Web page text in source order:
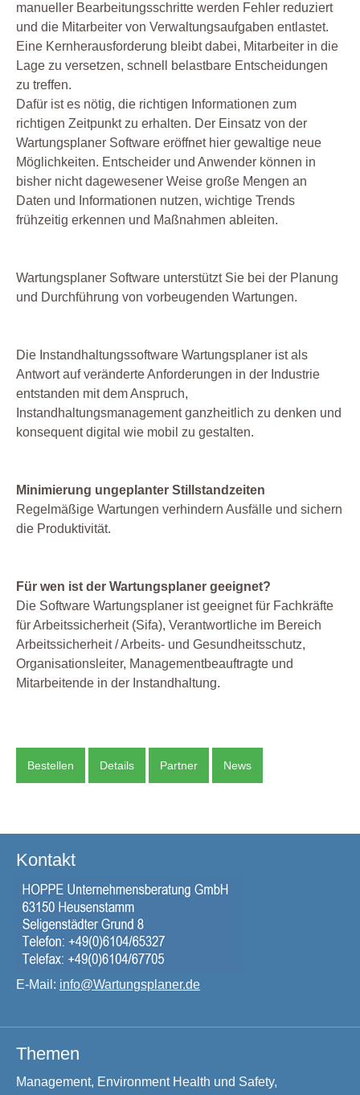
manueller Bearbeitungsschritte werden Fehler reduziert
und die Mitarbeiter von Verwaltungsaufgaben entlastet.
Eine Kernherausforderung bleibt dabei, Mitarbeiter in die
Lage zu versetzen, schnell belastbare Entscheidungen
zu treffen.
Dafür ist es nötig, die richtigen Informationen zum
richtigen Zeitpunkt zu erhalten. Der Einsatz von der
Wartungsplaner Software eröffnet hier gewaltige neue
Möglichkeiten. Entscheider und Anwender können in
bisher nicht dagewesener Weise große Mengen an
Daten und Informationen nutzen, wichtige Trends
frühzeitig erkennen und Maßnahmen ableiten.
Wartungsplaner Software unterstützt Sie bei der Planung
und Durchführung von vorbeugenden Wartungen.
Die Instandhaltungssoftware Wartungsplaner ist als
Antwort auf veränderte Anforderungen in der Industrie
entstanden mit dem Anspruch,
Instandhaltungsmanagement ganzheitlich zu denken und
konsequent digital wie mobil zu gestalten.
Minimierung ungeplanter Stillstandzeiten
Regelmäßige Wartungen verhindern Ausfälle und sichern
die Produktivität.
Für wen ist der Wartungsplaner geeignet?
Die Software Wartungsplaner ist geeignet für Fachkräfte
für Arbeitssicherheit (Sifa), Verantwortliche im Bereich
Arbeitssicherheit / Arbeits- und Gesundheitsschutz,
Organisationsleiter, Managementbeauftragte und
Mitarbeitende in der Instandhaltung.
Bestellen Details Partner News
Kontakt
E-Mail: info@Wartungsplaner.de
Themen
Management, Environment Health und Safety,